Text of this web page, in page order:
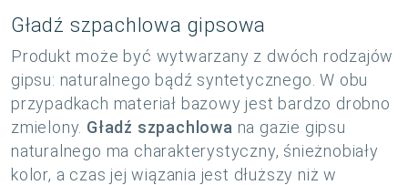
Gładź szpachlowa gipsowa
Produkt może być wytwarzany z dwóch rodzajów
gipsu: naturalnego bądź syntetycznego. W obu
przypadkach materiał bazowy jest bardzo drobno
zmielony. Gładź szpachlowa na gazie gipsu
naturalnego ma charakterystyczny, śnieżnobiały
kolor, a czas jej wiązania jest dłuższy niż w